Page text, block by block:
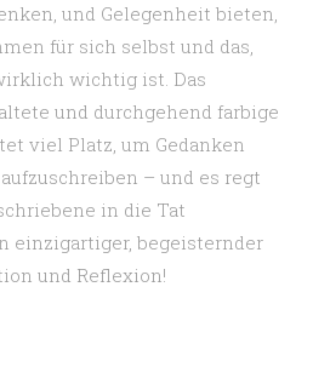
und Gelegenheit bieten,
für sich selbst und das,
wichtig ist. Das
und durchgehend farbige
viel Platz, um Gedanken
– und es regt
in die Tat
einzigartiger, begeisternder
und Reflexion!